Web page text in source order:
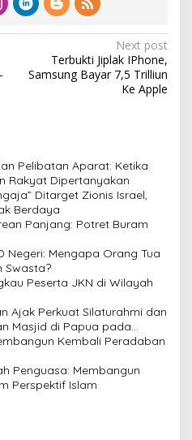
Next post
Terbukti Jiplak IPhone,
Samsung Bayar 7,5 Trilliun
Ke Apple
Pelibatan Aparat: Ketika
Rakyat Dipertanyakan
Ditarget Zionis Israel,
Berdaya
Panjang: Potret Buram
Negeri: Mengapa Orang Tua
Swasta?
Peserta JKN di Wilayah
Ajak Perkuat Silaturahmi dan
Masjid di Papua pada
Insan Cita
Kembali Peradaban
Penguasa: Membangun
Perspektif Islam